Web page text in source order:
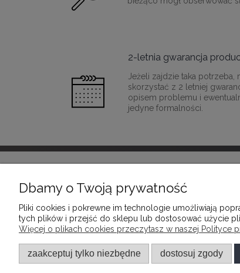
2-letnia gwarancja
Jeżeli zajdzie taka
skorzystać z 2 letniej
opisem problemu i
jedyne formalności.
REGULAMINY
POLITYKA PRYWATNOŚCI
ZWROTY I REKLAMACJE
INFORMACJE O FIRMIE
FAQ
JAK
Dbamy o Twoją prywatność
Pliki cookies i pokrewne im technologie umożliwiają
tych plików i przejść do sklepu lub dostosować użycie
Więcej o plikach cookies przeczytasz w naszej Polityce
zaakceptuj tylko niezbędne dostosuj zgody